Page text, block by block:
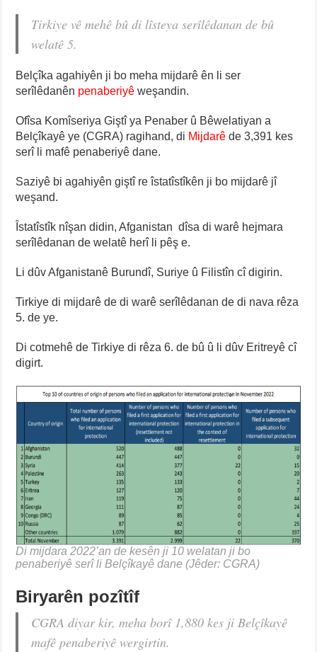
Tirkiye vê mehê bû di lîsteya serîlêdanan de bû
welatê 5.
Belçîka agahiyên ji bo meha mijdarê ên li ser
serîlêdanên penaberiyê weşandin.
Ofîsa Komîseriya Giştî ya Penaber û Bêwelatiyan a
Belçîkayê ye (CGRA) ragihand, di Mijdarê de 3,391 kes
serî li mafê penaberiyê dane.
Saziyê bi agahiyên giştî re îstatîstîkên ji bo mijdarê jî
weşand.
Îstatîstîk nîşan didin, Afganistan dîsa di warê hejmara
serîlêdanan de welatê herî li pêş e.
Li dûv Afganistanê Burundî, Suriye û Filistîn cî digirin.
Tirkiye di mijdarê de di warê serîlêdanan de di nava rêza
5. de ye.
Di cotmehê de Tirkiye di rêza 6. de bû û li dûv Eritreyê cî
digirt.
Di mijdara 2022’an de kesên ji 10 welatan ji bo
penaberiyê serî li Belçîkayê dane (Jêder: CGRA)
Biryarên pozîtîf
CGRA diyar kir, meha borî 1,880 kes ji Belçîkayê
mafê penaberiyê wergirtin.